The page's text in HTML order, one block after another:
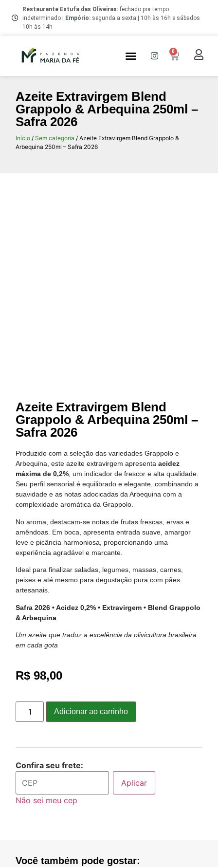
Restaurante Estufa das Oliveiras: fechado por tempo
indeterminado |
Empório: segunda a sexta | 10h às 16h e sábados
10h às 14h
0
Azeite Extravirgem Blend
Grappolo & Arbequina 250ml –
Safra 2026
Início /Sem categoria / Azeite Extravirgem Blend Grappolo &
Arbequina 250ml – Safra 2026
Azeite Extravirgem Blend
Grappolo & Arbequina 250ml –
Safra 2026
Produzido com a seleção das variedades Grappolo e
Arbequina, este azeite extravirgem apresentaacidez
máxima de 0,2%, um indicador de frescor e alta qualidade.
Seu perfil sensorial é equilibrado e elegante, combinando a
suavidade e as notas adocicadas da Arbequina com a
complexidade aromática da Grappolo.
No aroma, destacam-se notas de frutas frescas, ervas e
amêndoas. Em boca, apresenta entrada suave, amargor
leve e picância harmoniosa, proporcionando uma
experiência agradável e marcante.
Ideal para finalizar saladas, legumes, massas, carnes,
peixes e até mesmo para degustação pura com pães
artesanais.
Safra 2026 • Acidez 0,2% • Extravirgem • Blend Grappolo
& Arbequina
Um azeite que traduz a excelência da olivicultura brasileira
em cada gota
R$ 98,00
Adicionar ao carrinho
Confira seu frete:
Aplicar
Não sei meu cep
Você também pode gostar: